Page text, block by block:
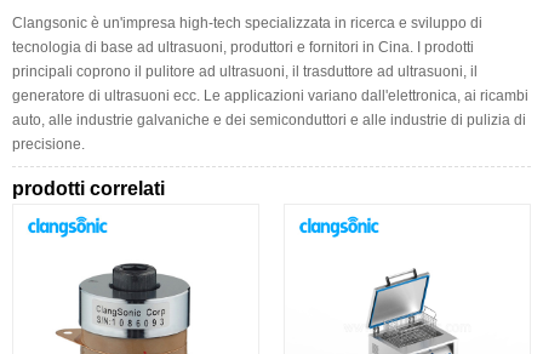
Clangsonic è un'impresa high-tech specializzata in ricerca e sviluppo di
tecnologia di base ad ultrasuoni, produttori e fornitori in Cina. I prodotti
principali coprono il pulitore ad ultrasuoni, il trasduttore ad ultrasuoni, il
generatore di ultrasuoni ecc. Le applicazioni variano dall'elettronica, ai ricambi
auto, alle industrie galvaniche e dei semiconduttori e alle industrie di pulizia di
precisione.
prodotti correlati